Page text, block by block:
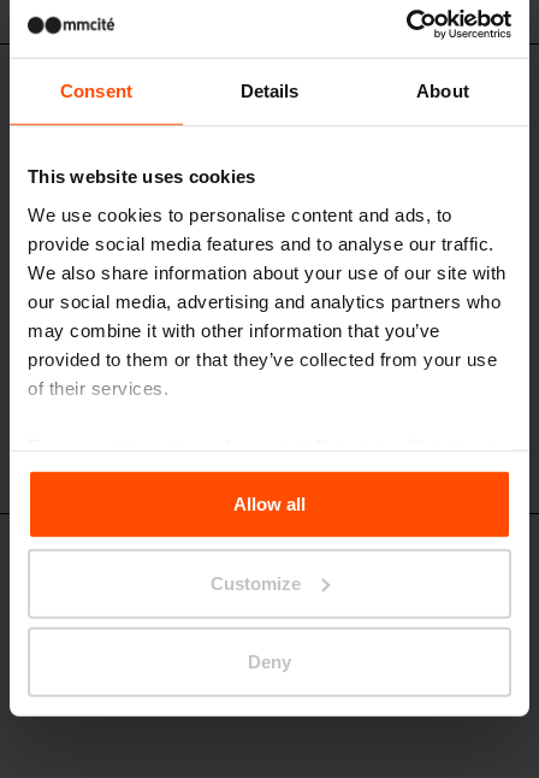
Consent Details About
This website uses cookies
We use cookies to personalise content and ads, to
provide social media features and to analyse our traffic.
We also share information about your use of our site with
our social media, advertising and analytics partners who
may combine it with other information that you’ve
provided to them or that they’ve collected from your use
of their services.
the Processing Personal Data.
Allow all
Customize
Deny
LME156 - LME157 - LME158
Panchina / panchina doppia con
struttura in lega di alluminio, sedile e schienale realizzati in doghe di
Panchina con schienale e braccioli
struttura in lega di alluminio, sedile e schienale in doghe di legno